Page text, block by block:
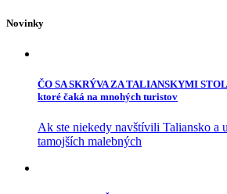
Novinky
ČO SA SKRÝVA ZA TALIANSKYMI
ktoré čaká na mnohých turistov
Ak ste niekedy navštívili Taliansko a
tamojších malebných